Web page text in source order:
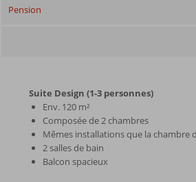
Pension
Suite Design (1-3 personnes)
Env. 120 m²
Composée de 2 chambres
Mêmes installations que la chambre
2 salles de bain
Balcon spacieux